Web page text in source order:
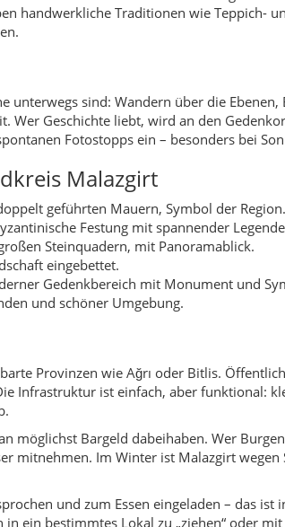
eingebettet.
Gedenkbereich mit Monument und
Provinzen wie Ağrı oder Bitlis.
ist einfach, aber funktional:
Bargeld dabeihaben. Wer
mitnehmen. Im Winter ist Malazgirt wegen
und zum Essen eingeladen – das ist
ein bestimmtes Lokal zu „ziehen“ oder
Bauchgefühl, frage im Zweifel
zu unterstützen. Wer in kleinen
dass das Geld in der Region bleibt. Viele
sie spürbar wichtig.
keine Steine oder Artefakte
willkommen, aber Menschen sollten nur